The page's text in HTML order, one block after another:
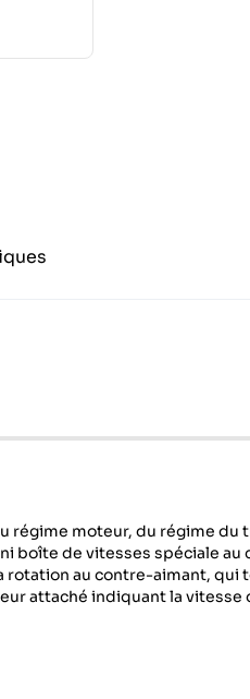
régime moteur, du régime
boîte de vitesses spéciale
au contre-aimant, qui
attaché indiquant la